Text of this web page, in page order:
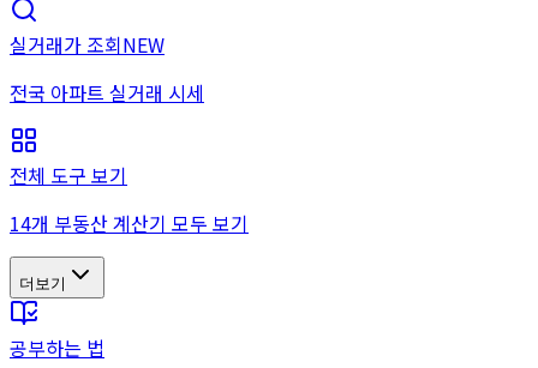
실거래가 조회NEW
전국 아파트 실거래 시세
전체 도구 보기
14개 부동산 계산기 모두 보기
더보기
공부하는 법